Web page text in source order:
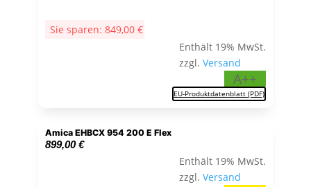
1.698,00 €
Sie sparen: 849,00 €
Enthält 19% MwSt.
zzgl.Versand
A++
EU-Produktdatenblatt (PDF)
Amica EHBCX 954 200 E Flex
899,00€
Enthält 19% MwSt.
zzgl.Versand